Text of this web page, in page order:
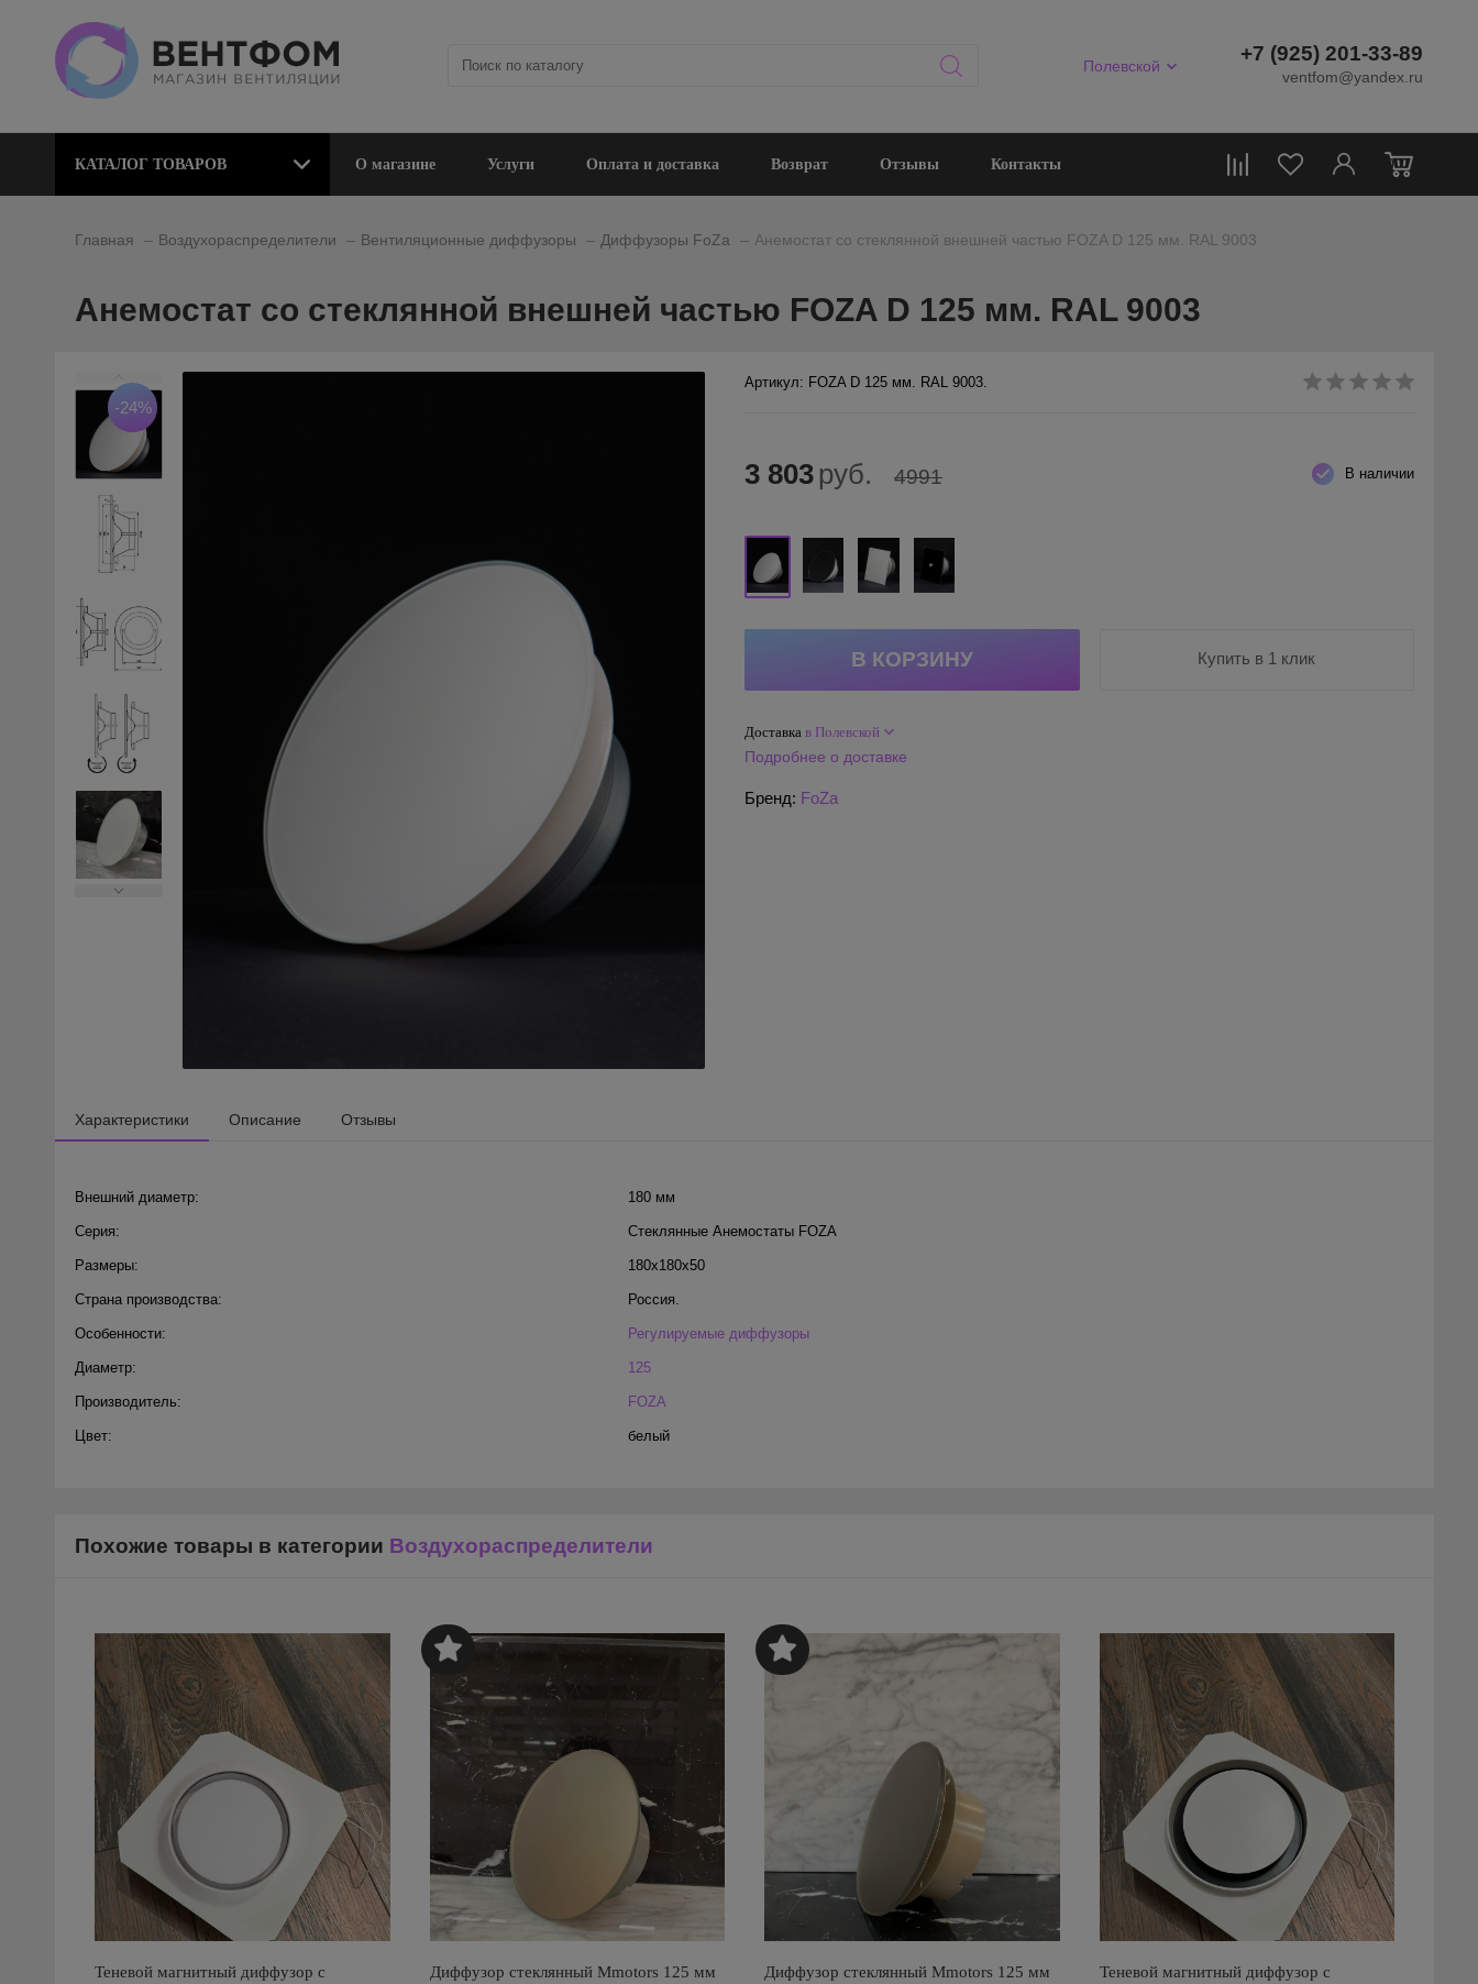
Полевской
+7 (925) 201-33-89
ventfom@yandex.ru
0
КАТАЛОГ ТОВАРОВ О магазине Услуги Оплата и доставка Возврат Отзывы Контакты
Главная Воздухораспределители Вентиляционные диффузоры Диффузоры FoZa Анемостат со стеклянной внешней частью FOZA D 125 мм. RAL 9003
Анемостат со стеклянной внешней частью FOZA D 125 мм. RAL 9003
-24%
Артикул: FOZA D 125 мм. RAL 9003.
В наличии
3 803 руб. 4991
Купить в 1 клик
Доставка в Полевской
Подробнее о доставке
Бренд: FoZa
Характеристики Описание Отзывы
Внешний диаметр: 180 мм
Серия: Стеклянные Анемостаты FOZA
Размеры: 180x180x50
Страна производства: Россия.
Особенности: Регулируемые диффузоры
Диаметр: 125
Производитель: FOZA
Цвет: белый
Похожие товары в категории Воздухораспределители
Теневой магнитный диффузор с
Диффузор стеклянный Mmotors 125 мм
Диффузор стеклянный Mmotors 125 мм
Теневой магнитный диффузор с